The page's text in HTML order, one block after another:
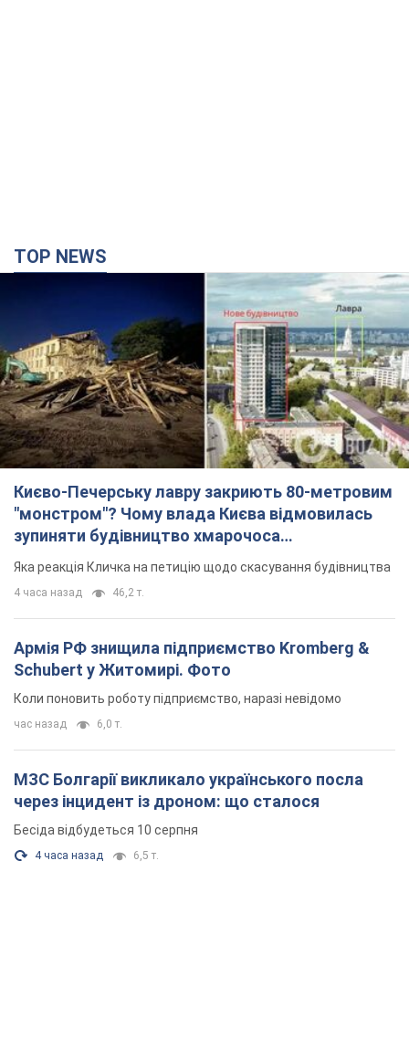
TOP NEWS
Києво-Печерську лавру закриють 80-метровим
"монстром"? Чому влада Києва відмовилась
зупиняти будівництво хмарочоса
"московського вірянина"
Яка реакція Кличка на петицію щодо скасування будівництва
4 часа назад 46,2 т.
Армія РФ знищила підприємство Kromberg &
Schubert у Житомирі. Фото
Коли поновить роботу підприємство, наразі невідомо
час назад 6,0 т.
МЗС Болгарії викликало українського посла
через інцидент із дроном: що сталося
Бесіда відбудеться 10 серпня
4 часа назад 6,5 т.